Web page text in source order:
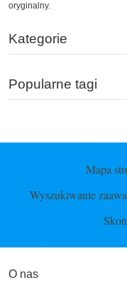
oryginalny.
Kategorie
Popularne tagi
Mapa
Wyszukiwanie
O nas